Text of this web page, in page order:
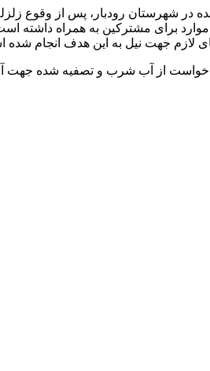
در برخی موارد برای مشترکین به همراه
لازم جهت نیل به این هدف انجام شده
از آب شرب و تصفیه شده جهت